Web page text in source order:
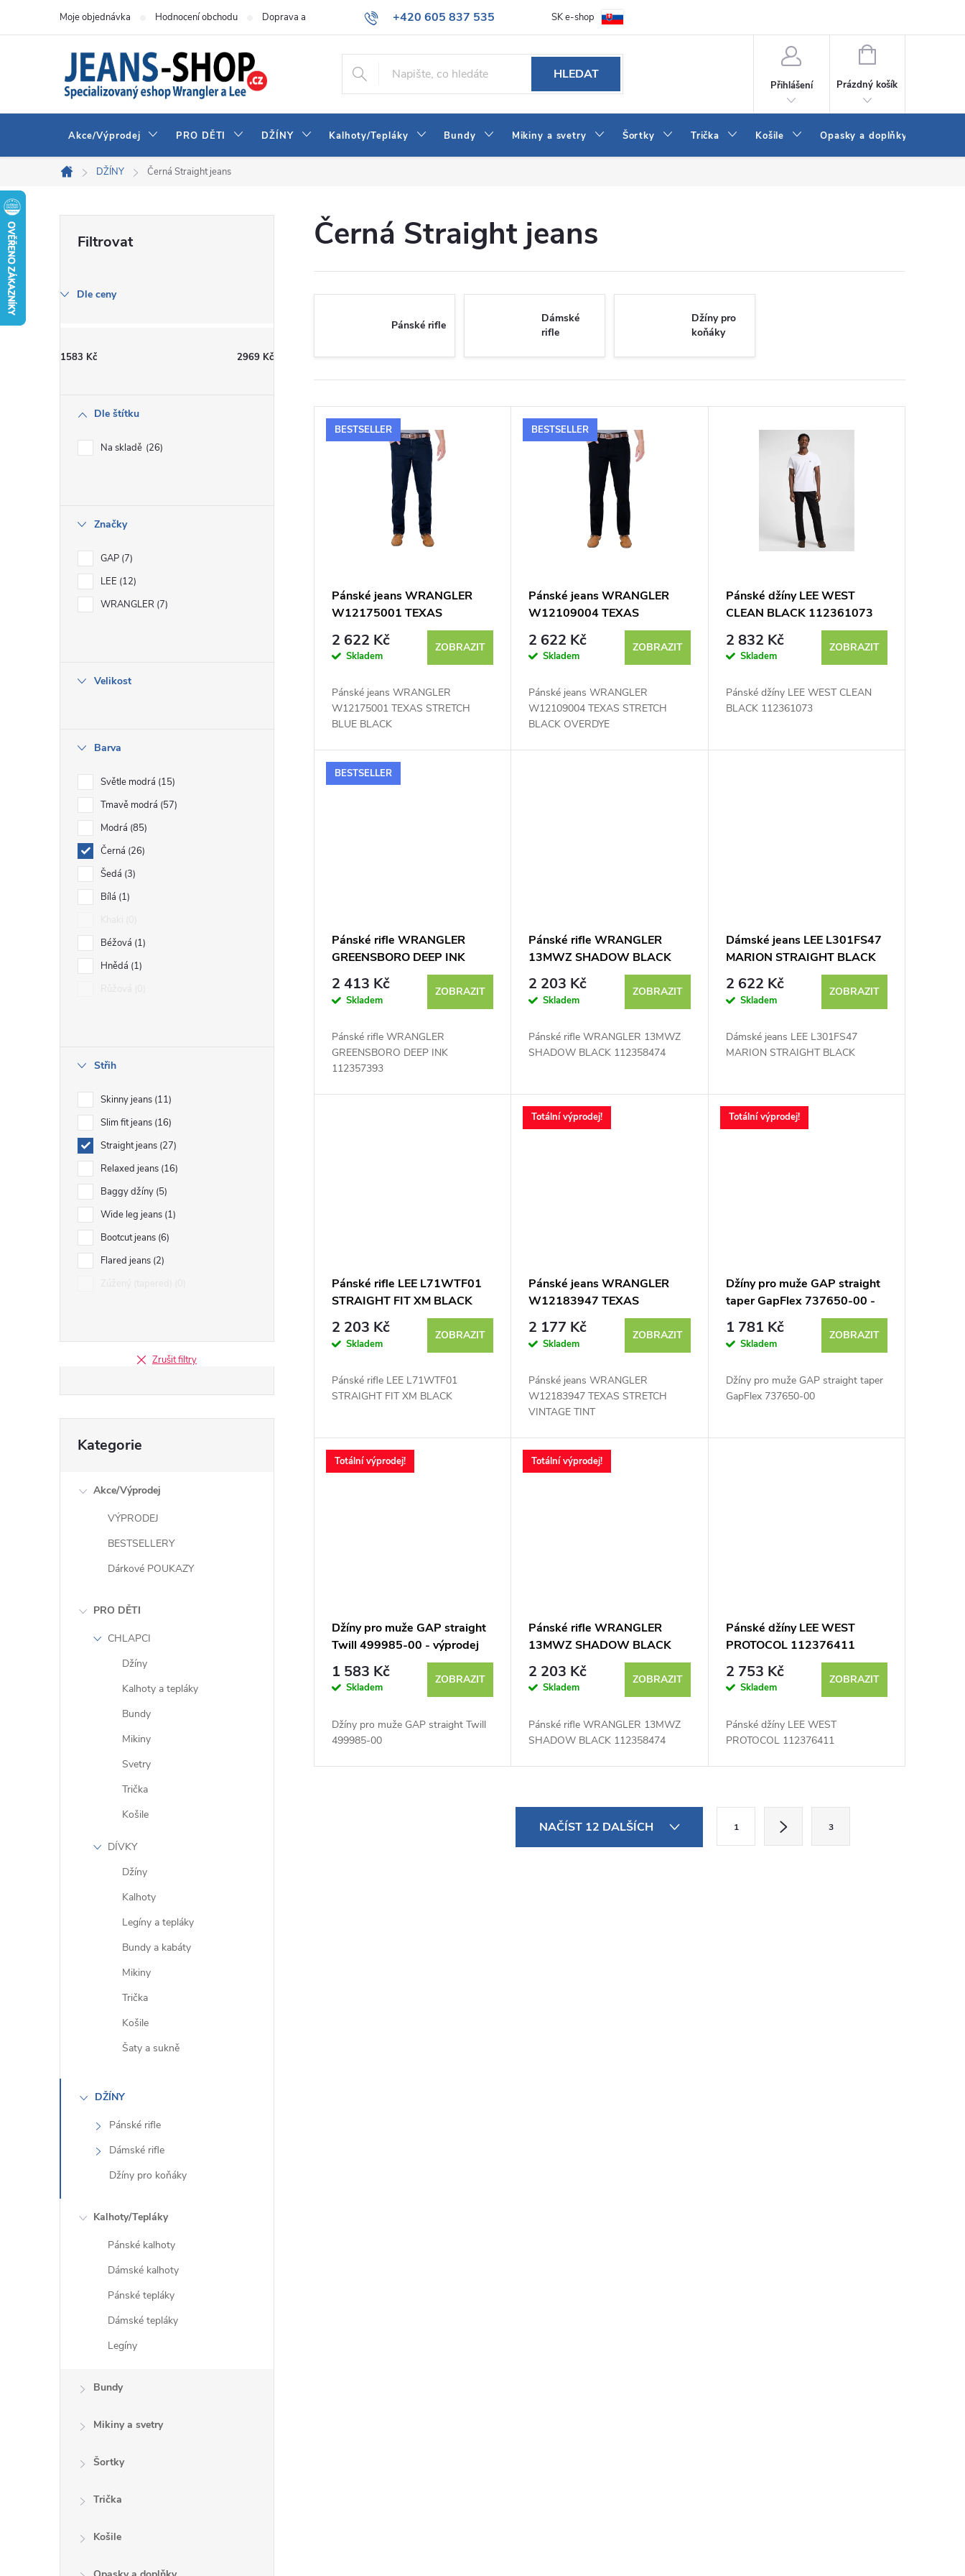
+420 605 837 535
info@jeans-shop.cz
Moje objednávka Hodnocení obchodu Doprava a platba Obchodní podmínky Naše prodejna Blog Kontakt
SK e-shop
HLEDAT
Přihlášení
NÁKUPNÍ
Prázdný košík
Akce/Výprodej PRO DĚTI DŽÍNY Kalhoty/Tepláky Bundy Mikiny a svetry Šortky Trička Košile Opasky a doplňky
Domů
DŽÍNY Černá Straight jeans
s
Dle ceny
1583 Kč 2969 Kč
Dle štítku
Na skladě 26
Značky
GAP 7
LEE 12
WRANGLER 7
Velikost
Barva
Světle modrá 15
Tmavě modrá 57
Modrá 85
Černá 26
Šedá 3
Bílá 1
Béžová 1
Hnědá 1
Střih
Skinny jeans 11
Slim fit jeans 16
Straight jeans 27
Relaxed jeans 16
Baggy džíny 5
Wide leg jeans 1
Bootcut jeans 6
Flared jeans 2
Zrušit filtry
kategorie
Kategorie
Akce/Výprodej
VÝPRODEJ
BESTSELLERY
Dárkové POUKAZY
PRO DĚTI
CHLAPCI
Džíny
Kalhoty a tepláky
Bundy
Mikiny
Svetry
Trička
Košile
DÍVKY
Džíny
Kalhoty
Legíny a tepláky
Bundy a kabáty
Mikiny
Trička
Košile
Šaty a sukně
DŽÍNY
Pánské rifle
Dámské rifle
Džíny pro koňáky
Kalhoty/Tepláky
Pánské kalhoty
Dámské kalhoty
Pánské tepláky
Dámské tepláky
Legíny
Bundy
Mikiny a svetry
Šortky
Trička
Košile
Černá Straight jeans
Pánské rifle
Dámské
rifle
Džíny pro
koňáky
V
u
k
BESTSELLER
Pánské jeans WRANGLER
W12175001 TEXAS
STRETCH BLUE BLACK
2 622 Kč
Skladem
ZOBRAZIT
Pánské jeans WRANGLER
W12175001 TEXAS STRETCH
BLUE BLACK
BESTSELLER
Pánské jeans WRANGLER
W12109004 TEXAS
STRETCH BLACK OVERDYE
2 622 Kč
Skladem
ZOBRAZIT
Pánské jeans WRANGLER
W12109004 TEXAS STRETCH
BLACK OVERDYE
Pánské džíny LEE WEST
CLEAN BLACK 112361073
2 832 Kč
Skladem
ZOBRAZIT
Pánské džíny LEE WEST CLEAN
BLACK 112361073
BESTSELLER
Pánské rifle WRANGLER
GREENSBORO DEEP INK
112357393
2 413 Kč
Skladem
ZOBRAZIT
Pánské rifle WRANGLER
GREENSBORO DEEP INK
112357393
Pánské rifle WRANGLER
13MWZ SHADOW BLACK
112358474
2 203 Kč
Skladem
ZOBRAZIT
Pánské rifle WRANGLER 13MWZ
SHADOW BLACK 112358474
Dámské jeans LEE L301FS47
MARION STRAIGHT BLACK
2 622 Kč
Skladem
ZOBRAZIT
Dámské jeans LEE L301FS47
MARION STRAIGHT BLACK
Pánské rifle LEE L71WTF01
STRAIGHT FIT XM BLACK
2 203 Kč
Skladem
ZOBRAZIT
Pánské rifle LEE L71WTF01
STRAIGHT FIT XM BLACK
Totální výprodej!
Pánské jeans WRANGLER
W12183947 TEXAS
STRETCH VINTAGE TINT
2 177 Kč
Skladem
ZOBRAZIT
Pánské jeans WRANGLER
W12183947 TEXAS STRETCH
VINTAGE TINT
Totální výprodej!
Džíny pro muže GAP straight
taper GapFlex 737650-00 -
výprodej
1 781 Kč
Skladem
ZOBRAZIT
Džíny pro muže GAP straight taper
GapFlex 737650-00
Totální výprodej!
Džíny pro muže GAP straight
Twill 499985-00 - výprodej
1 583 Kč
Skladem
ZOBRAZIT
Džíny pro muže GAP straight Twill
499985-00
Totální výprodej!
Pánské rifle WRANGLER
13MWZ SHADOW BLACK
112358474 - výprodej
2 203 Kč
Skladem
ZOBRAZIT
Pánské rifle WRANGLER 13MWZ
SHADOW BLACK 112358474
Pánské džíny LEE WEST
PROTOCOL 112376411
2 753 Kč
Skladem
ZOBRAZIT
Pánské džíny LEE WEST
PROTOCOL 112376411
NAČÍST 12 DALŠÍCH 1 3